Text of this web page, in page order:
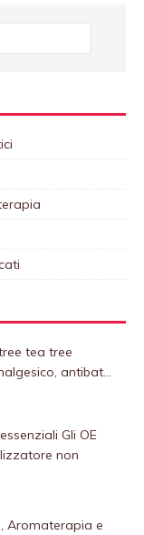
tea tree
antibat...
Gli OE
non
Aromaterapia e